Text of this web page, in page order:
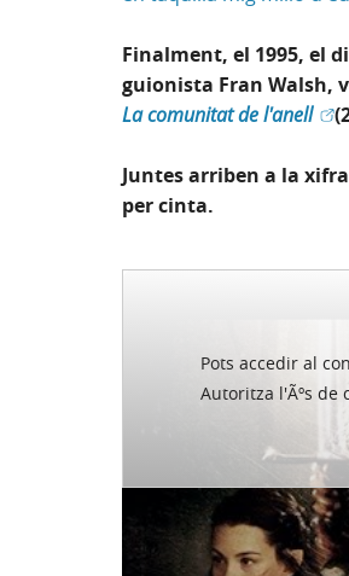
Finalment, el 1995, el
guionista Fran Walsh,
La comunitat de l'anell
Juntes arriben a la
per cinta.
Pots accedir al
Autoritza l'Ãºs de
Harry Potter
Res no feia presagiar a
nen mag Harry Potter
adaptacions